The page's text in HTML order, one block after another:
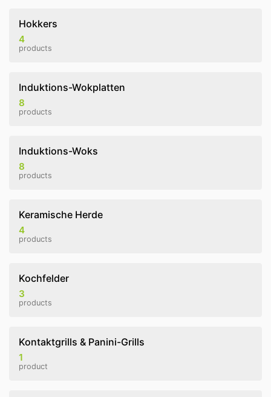
Hokkers
4
products
Induktions-Wokplatten
8
products
Induktions-Woks
8
products
Keramische Herde
4
products
Kochfelder
3
products
Kontaktgrills & Panini-Grills
1
product